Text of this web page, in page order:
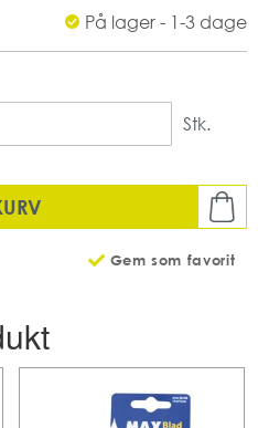
På lager - 1-3 dage
Stk.
Gem som favorit